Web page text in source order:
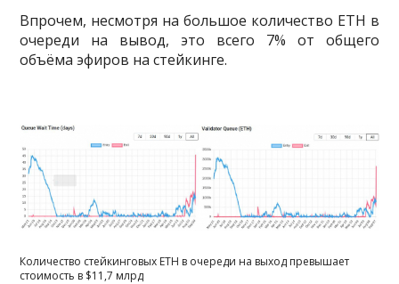
Впрочем, несмотря на большое количество ETH в
очереди на вывод, это всего 7% от общего
объёма эфиров на стейкинге.
Количество стейкинговых ETH в очереди на выход превышает
стоимость в $11,7 млрд